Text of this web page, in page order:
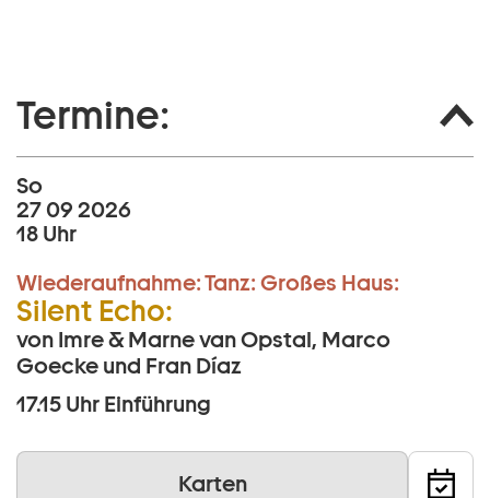
Termine:
So
27 09 2026
18 Uhr
Wiederaufnahme:Tanz: Großes Haus:
Silent Echo:
von Imre & Marne van Opstal, Marco
Goecke und Fran Díaz
17.15 Uhr Einführung
Karten